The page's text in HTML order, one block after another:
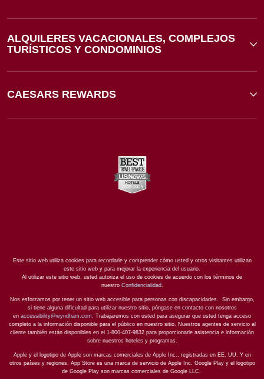
ALQUILERES VACACIONALES, COMPLEJOS
TURÍSTICOS Y CONDOMINIOS
CAESARS REWARDS
Este sitio web utiliza cookies para recordarle y comprender cómo usted y otros visitantes utilizan
este sitio web y para mejorar la experiencia del usuario.
Al utilizar este sitio web, usted autoriza el uso de cookies de acuerdo con los términos de
nuestro Confidencialidad.
Nos esforzamos por tener un sitio web accesible para personas con discapacidades. Sin embargo,
si tiene alguna dificultad para utilizar nuestro sitio, póngase en contacto con nosotros
en accessibility@wyndham.com. Trabajaremos con usted para asegurar que usted tenga acceso
completo a la información disponible para el público en nuestro sitio. Nuestros agentes de servicio al
cliente también están disponibles en el 1-800-407-9832 para proporcionarle asistencia e información
sobre nuestros hoteles y programas.
Apple y el logotipo de Apple son marcas comerciales de Apple Inc., registradas en EE. UU. Y en
otros países y regiones. App Store es una marca de servicio de Apple Inc. Google Play y el logotipo
de Google Play son marcas comerciales de Google LLC.